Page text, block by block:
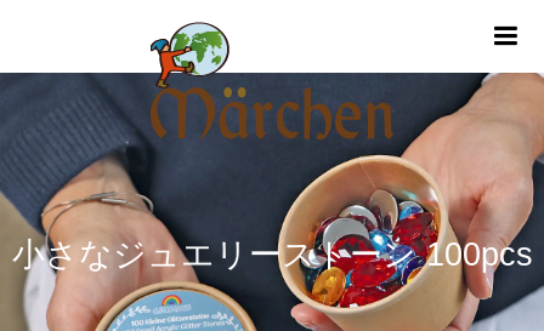
小さなジュエリーストーン 100pcs